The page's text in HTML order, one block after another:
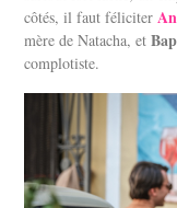
côtés, il faut féliciter
mère de Natacha, et
complotiste.